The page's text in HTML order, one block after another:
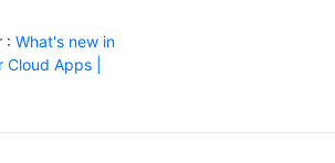
: What's new in
Apps |